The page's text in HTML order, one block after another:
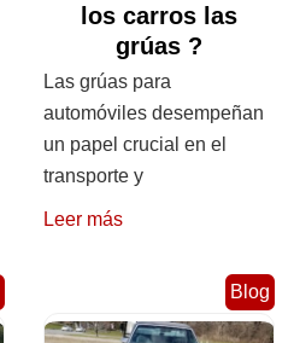
los carros las
grúas ?
Las grúas para
automóviles desempeñan
un papel crucial en el
transporte y
Leer más
Blog